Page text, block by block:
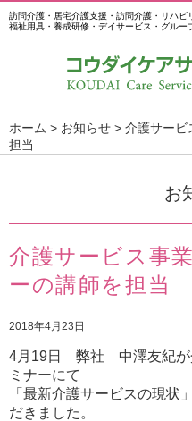
訪問介護・居宅介護支援・訪問介護・リハビ
福祉用具・養成研修・デイサービス・グルー
ホーム > お知らせ > 介護サービ
担当
お
介護サービス事
ーの講師を担当
2018年4月23日
4月19日 弊社 中澤友紀が
ミナーにて
「最新介護サービスの現状
だきました。